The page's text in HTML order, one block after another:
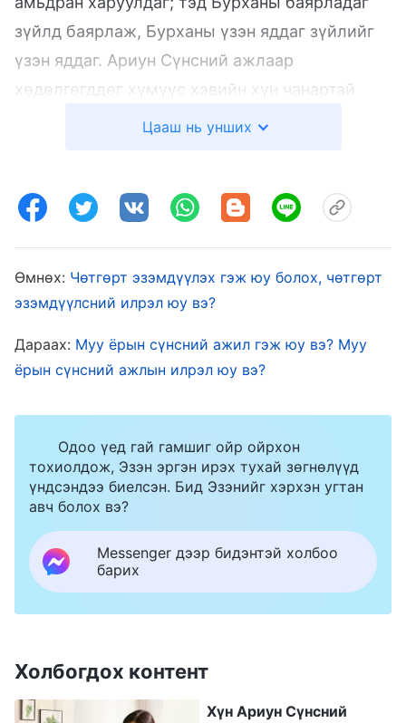
зүйлд баярлаж, Бурханы үзэн яддаг зүйлийг
үзэн яддаг. Ариун Сүнсний ажлаар
хөдөлгөгддөг хүмүүс хэвийн хүн чанартай
байдаг бөгөөд үнэнийг байнга эрэлхийлдэг,
бүр сайжирч, хүн чанар нь улам бүр хэвийн
эерэг байдаг, тэд саад хийх гэж оролддоггүй,
байдаггүй. Ариун Сүнсний ажил хэвийн агаад
бодитой, Ариун Сүнс хүний хэвийн амьдралын
хүмүүсийн бодит эрэл хайгуулын дагуу
хүмүүсийг гэгээрүүлж, залж чиглүүлдэг.
Ариун Сүнс хүмүүс дээр ажиллах үедээ
чиглүүлж, гэгээрүүлдэг. Тэрээр хэрэгцээнийх
нь дагуу тэднийг хангаж, дутагддаг зүйл
болон дутагдлынх нь дагуу эергээр залж
хүмүүсийг бодит амьдрал дээр гэгээрүүлж,
залж чиглүүлэхийн төлөө байдаг; тэд бодит
Цааш нь унших
Өмнөх: Чөтгөрт эзэмдүүлэх гэж юу болох, чөтгөрт
эзэмдүүлсний илрэл юу вэ?
Дараах: Муу ёрын сүнсний ажил гэж юу вэ? Муу
ёрын сүнсний ажлын илрэл юу вэ?
Одоо үед гай гамшиг ойр ойрхон
тохиолдож, Эзэн эргэн ирэх тухай зөгнөлүүд
үндсэндээ биелсэн. Бид Эзэнийг хэрхэн угтан
авч болох вэ?
Messenger дээр бидэнтэй холбоо
барих
Холбогдох контент
Хүн Ариун Сүнсний